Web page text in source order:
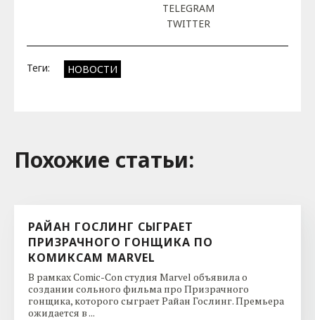
TELEGRAM
TWITTER
Теги: НОВОСТИ
Похожие cтатьи:
РАЙАН ГОСЛИНГ СЫГРАЕТ
ПРИЗРАЧНОГО ГОНЩИКА ПО
КОМИКСАМ MARVEL
В рамках Comic-Con студия Marvel объявила о
создании сольного фильма про Призрачного
гонщика, которого сыграет Райан Гослинг. Премьера
ожидается в ...